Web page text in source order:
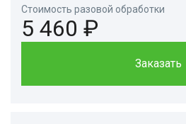
Стоимость разовой обработки
5 460 ₽
Заказать